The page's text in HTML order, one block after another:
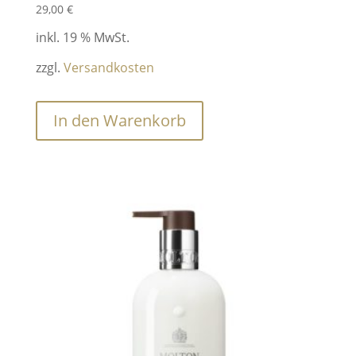
29,00 €
inkl. 19 % MwSt.
zzgl. Versandkosten
In den Warenkorb